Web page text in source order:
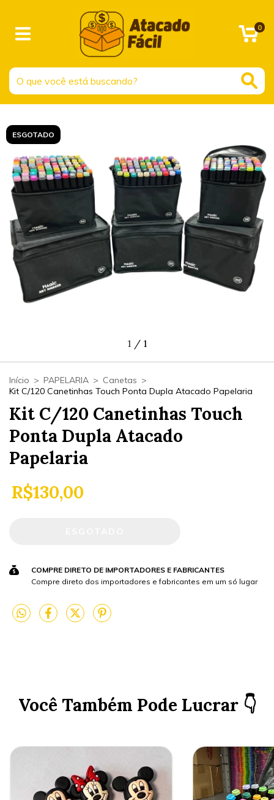
0
ESGOTADO
1 / 1
Início > PAPELARIA > Canetas >
Kit C/120 Canetinhas Touch Ponta Dupla Atacado Papelaria
Kit C/120 Canetinhas Touch
Ponta Dupla Atacado
Papelaria
R$130,00
COMPRE DIRETO DE IMPORTADORES E FABRICANTES
Compre direto dos importadores e fabricantes em um só lugar
Você Também Pode Lucrar 👇